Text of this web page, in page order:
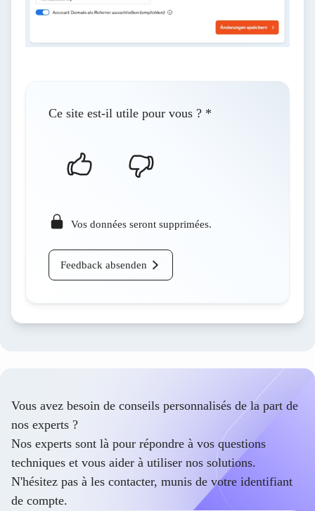
Ce site est-il utile pour vous ? *
Vos données seront supprimées.
Feedback absenden
Vous avez besoin de conseils personnalisés de la part de
nos experts ?
Nos experts sont là pour répondre à vos questions
techniques et vous aider à utiliser nos solutions.
N'hésitez pas à les contacter, munis de votre identifiant
de compte.